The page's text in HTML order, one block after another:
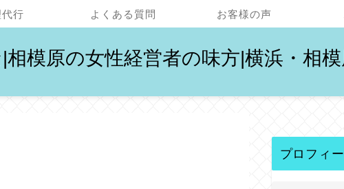
相模原の女性経営者の味方|横浜・相
行 よくある質問 お客様の声
プロフィ